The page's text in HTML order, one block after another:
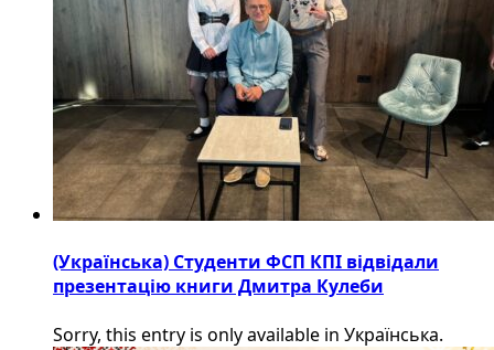
(Українська) Студенти ФСП КПІ відвідали
презентацію книги Дмитра Кулеби
Sorry, this entry is only available in Українська.